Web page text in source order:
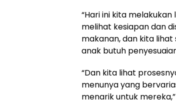
“Hari ini kita
melihat kesiapan dan
makanan, dan kita
anak butuh
“Dan kita lihat
menunya yang
menarik untuk